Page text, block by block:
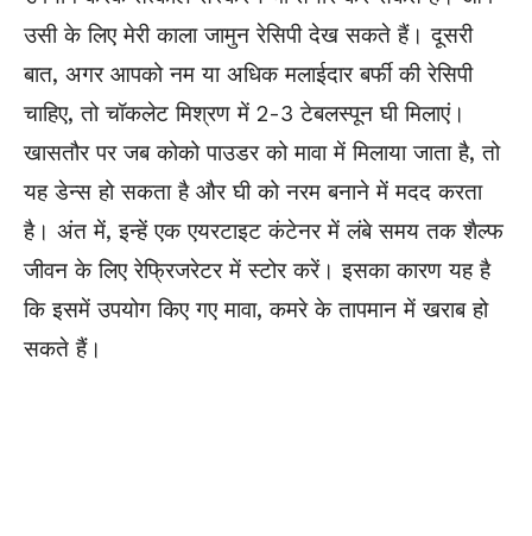
उसी के लिए मेरी काला जामुन रेसिपी देख सकते हैं। दूसरी
बात, अगर आपको नम या अधिक मलाईदार बर्फी की रेसिपी
चाहिए, तो चॉकलेट मिश्रण में 2-3 टेबलस्पून घी मिलाएं।
खासतौर पर जब कोको पाउडर को मावा में मिलाया जाता है, तो
यह डेन्स हो सकता है और घी को नरम बनाने में मदद करता
है। अंत में, इन्हें एक एयरटाइट कंटेनर में लंबे समय तक शैल्फ
जीवन के लिए रेफ्रिजरेटर में स्टोर करें। इसका कारण यह है
कि इसमें उपयोग किए गए मावा, कमरे के तापमान में खराब हो
सकते हैं।